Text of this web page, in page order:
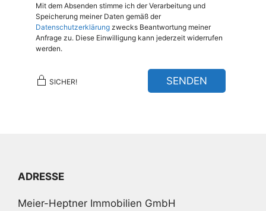
Mit dem Absenden stimme ich der Verarbeitung und
Speicherung meiner Daten gemäß der
Datenschutzerklärung zwecks Beantwortung meiner
Anfrage zu. Diese Einwilligung kann jederzeit widerrufen
werden.
SICHER! SENDEN
ADRESSE
Meier-Heptner Immobilien GmbH